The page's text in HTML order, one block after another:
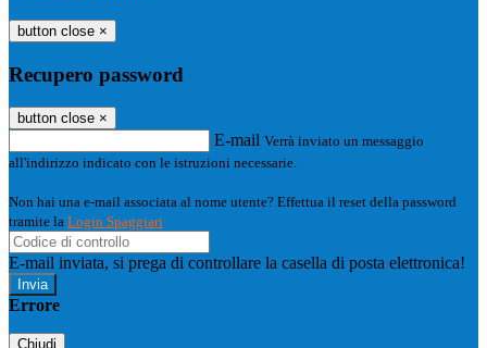
button close ×
Recupero password
button close ×
E-mail Verrà inviato un messaggio
all'indirizzo indicato con le istruzioni necessarie.
Non hai una e-mail associata al nome utente? Effettua il reset della password
tramite la Login Spaggiari
E-mail inviata, si prega di controllare la casella di posta elettronica!
Errore
Chiudi